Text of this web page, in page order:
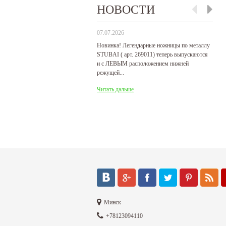
НОВОСТИ
07.07.2026
Новинка! Легендарные ножницы по металлу
STUBAI ( арт. 269011) теперь выпускаются
и с ЛЕВЫМ расположением нижней
режущей...
Читать дальше
Минск
+78123094110